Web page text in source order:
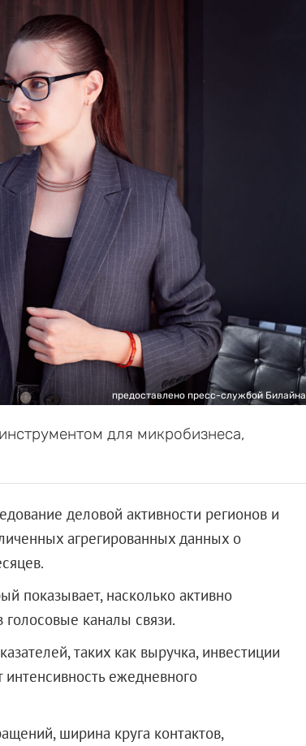
предоставлено пресс-службой Билайна
для микробизнеса,
деловой активности регионов и
агрегированных данных о
показывает, насколько активно
каналы связи.
таких как выручка, инвестиции
ежедневного
ширина круга контактов,